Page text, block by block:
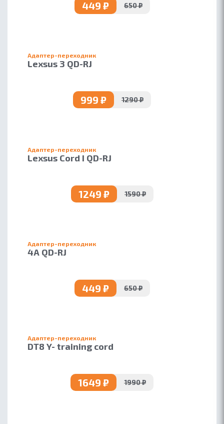
449 ₽ 650 ₽
Адаптер-переходник
Lexsus 3 QD-RJ
999 ₽ 1290 ₽
Адаптер-переходник
Lexsus Cord I QD-RJ
1249 ₽ 1590 ₽
Адаптер-переходник
4A QD-RJ
449 ₽ 650 ₽
Адаптер-переходник
DT8 Y- training cord
1649 ₽ 1990 ₽